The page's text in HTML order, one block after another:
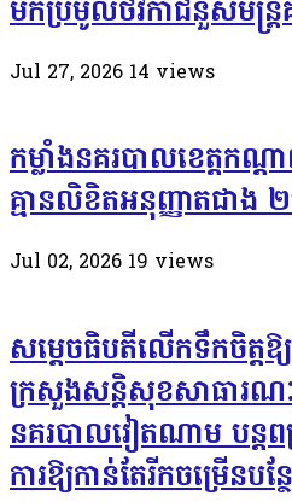
មកប្រមូលថវិកាជំនួសមន្ត្
Jul 27, 2026 14 views
កម្លាំងនគរបាលខេត្តកណ្ដ
គ្មានលិខិតអនុញ្ញាតជាង
Jul 02, 2026 19 views
សម្តេច​ធិបតី​លេីកទឹកចិត្ត​ឱ្
ក្រសួងសន្តិសុខសាធារណ
នគរបាលវៀតណាម បន្តព
ការឱ្យកាន់តែរីកចម្រើនបន្